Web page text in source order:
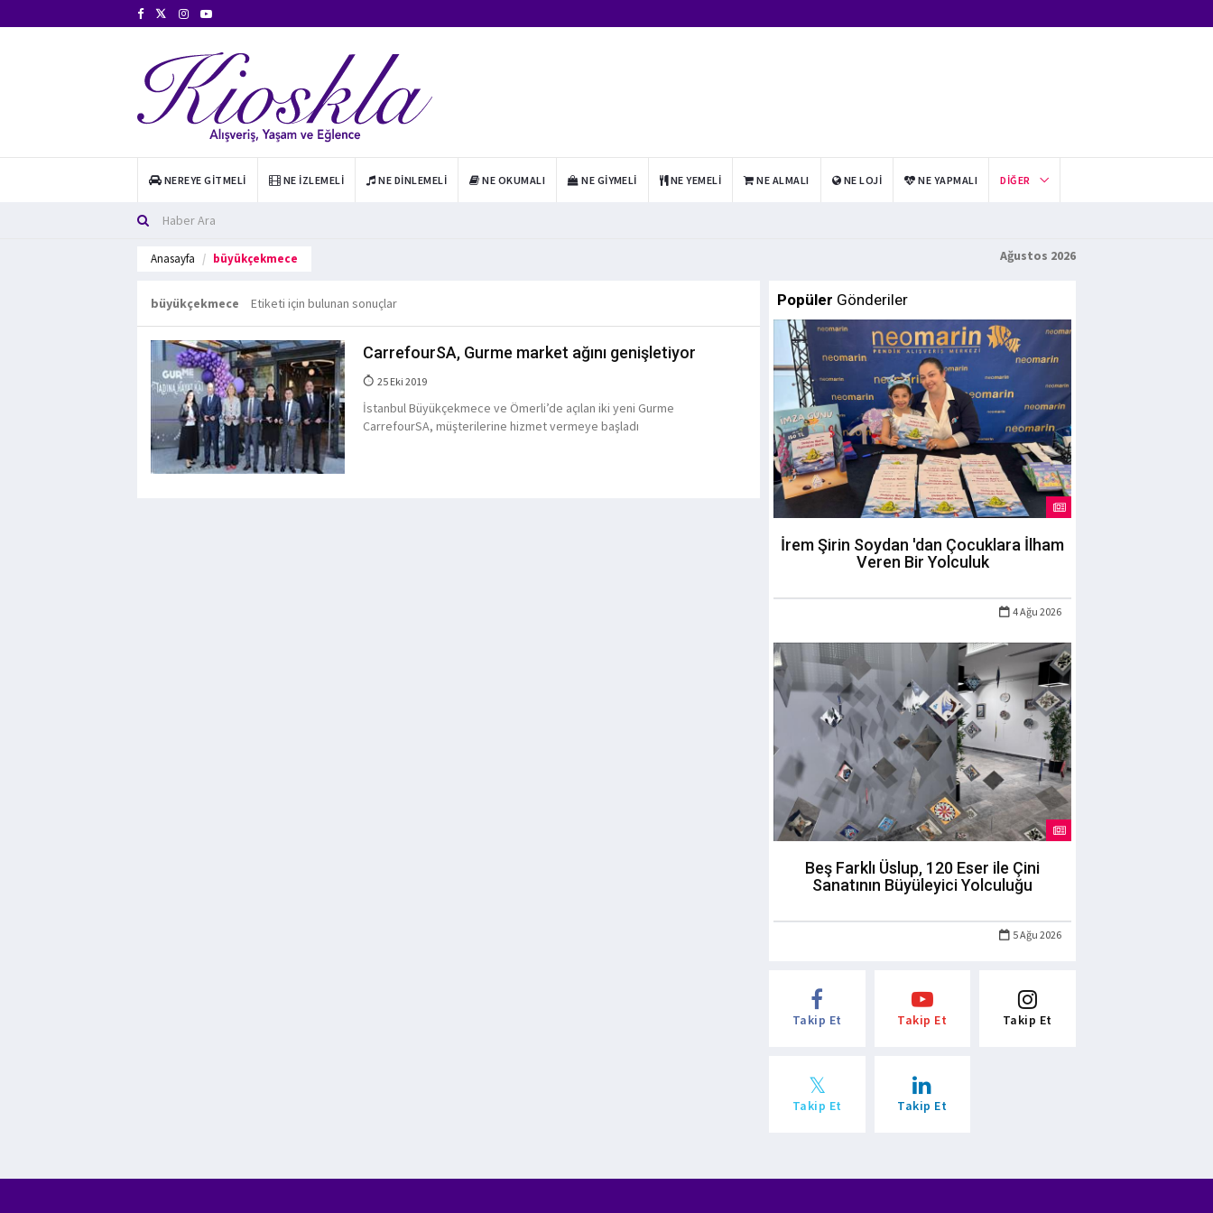
NEREYE GITMELI NE İZLEMELI NE DINLEMELI NE OKUMALI NE GIYMELI NE YEMELI NE ALMALI NE LOJI NE YAPMALI DIĞER
Anasayfa büyükçekmece Ağustos 2026
büyükçekmece Etiketi için bulunan sonuçlar
CarrefourSA, Gurme market ağını genişletiyor
25 Eki 2019
İstanbul Büyükçekmece ve Ömerli’de açılan iki yeni Gurme
CarrefourSA, müşterilerine hizmet vermeye başladı
Popüler Gönderiler
İrem Şirin Soydan 'dan Çocuklara İlham
Veren Bir Yolculuk
4 Ağu 2026
Beş Farklı Üslup, 120 Eser ile Çini
Sanatının Büyüleyici Yolculuğu
5 Ağu 2026
Takip Et Takip Et Takip Et
Takip Et Takip Et